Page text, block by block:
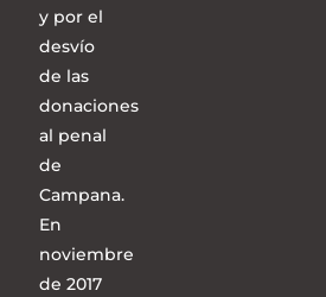
y por el
desvío
de las
donaciones
al penal
de
Campana.
En
noviembre
de 2017